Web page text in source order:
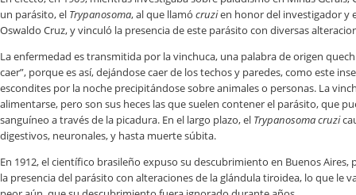
un parásito, el Trypanosoma, al que llamó cruzien honor del investigador y
Oswaldo Cruz, y vinculó la presencia de este parásito con diversas
La enfermedad es transmitida por la vinchuca, una palabra de origen
caer”, porque es así, dejándose caer de los techos y paredes, como este
escondites por la noche precipitándose sobre animales o personas. La
alimentarse, pero son sus heces las que suelen contener el parásito, que
sanguíneo a través de la picadura. En el largo plazo, el Trypanosomacruzi
digestivos, neuronales, y hasta muerte súbita.
En 1912, el científico brasileño expuso su descubrimiento en Buenos
la presencia del parásito con alteraciones de la glándula tiroidea, lo que le